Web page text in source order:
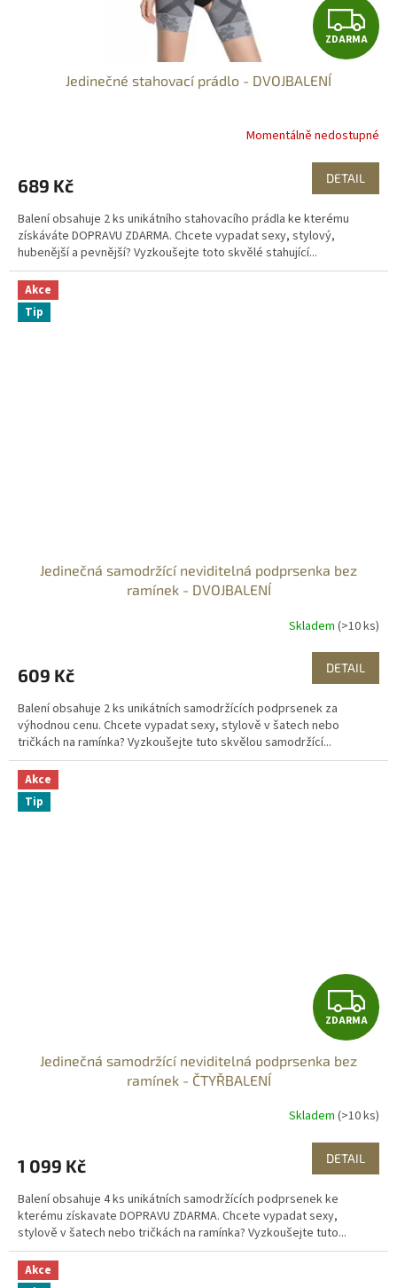
Z
D
R
M
A
ZDARMA
Jedinečné stahovací prádlo - DVOJBALENÍ
Momentálně nedostupné
689 Kč DETAIL
Balení obsahuje 2 ks unikátního stahovacího prádla ke kterému
získáváte DOPRAVU ZDARMA. Chcete vypadat sexy, stylový,
hubenější a pevnější? Vyzkoušejte toto skvělé stahující...
Akce
Tip
Jedinečná samodržící neviditelná podprsenka bez
ramínek - DVOJBALENÍ
Skladem (>10 ks)
609 Kč DETAIL
Balení obsahuje 2 ks unikátních samodržících podprsenek za
výhodnou cenu. Chcete vypadat sexy, stylově v šatech nebo
tričkách na ramínka? Vyzkoušejte tuto skvělou samodržící...
Akce
Tip
Z
D
R
M
A
ZDARMA
Jedinečná samodržící neviditelná podprsenka bez
ramínek - ČTYŘBALENÍ
Skladem (>10 ks)
1 099 Kč DETAIL
Balení obsahuje 4 ks unikátních samodržících podprsenek ke
kterému získavate DOPRAVU ZDARMA. Chcete vypadat sexy,
stylově v šatech nebo tričkách na ramínka? Vyzkoušejte tuto...
Akce